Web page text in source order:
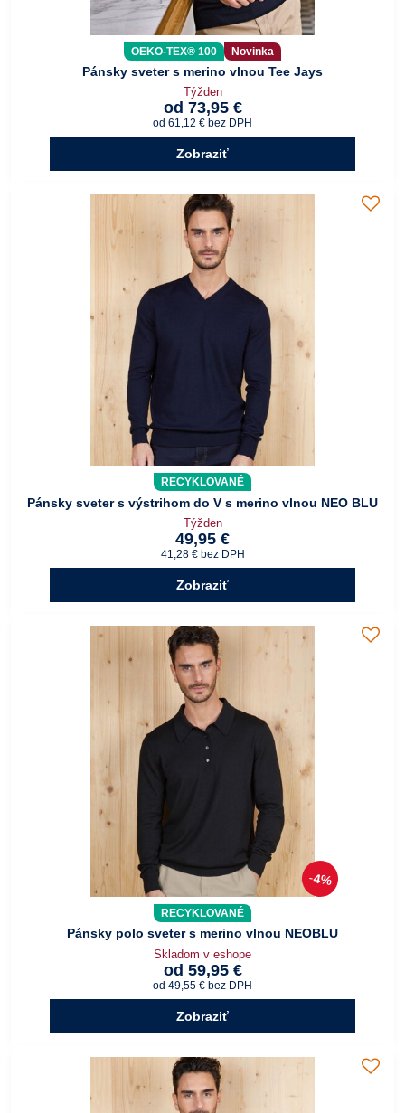
OEKO-TEX® 100 Novinka
Pánsky sveter s merino vlnou Tee Jays
Týžden
od 73,95 €
od 61,12 € bez DPH
Zobraziť
RECYKLOVANÉ
Pánsky sveter s výstrihom do V s merino vlnou NEO BLU
Týžden
49,95 €
41,28 € bez DPH
Zobraziť
4%
RECYKLOVANÉ
Pánsky polo sveter s merino vlnou NEOBLU
Skladom v eshope
od 59,95 €
od 49,55 € bez DPH
Zobraziť